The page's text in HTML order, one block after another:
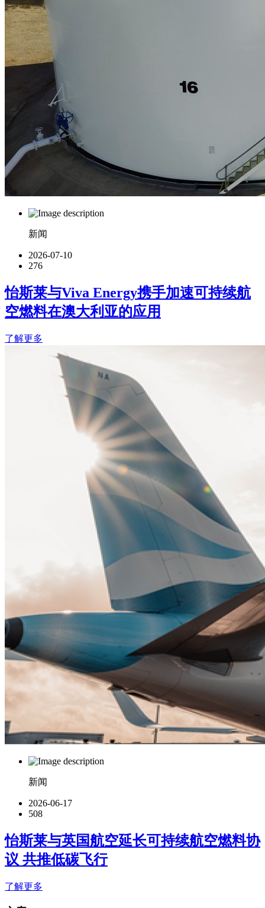
新闻
2026-07-10
276
怡斯莱与Viva Energy携手加速可持续航
空燃料在澳大利亚的应用
了解更多
新闻
2026-06-17
508
怡斯莱与英国航空延长可持续航空燃料协
议 共推低碳飞行
了解更多